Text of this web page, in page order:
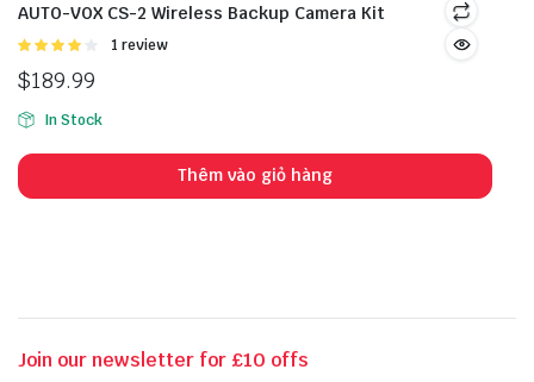
AUTO-VOX CS-2 Wireless Backup Camera Kit
Được
4.005
1 review
$189.99
In Stock
Thêm vào giỏ hàng
Join our newsletter for £10 offs